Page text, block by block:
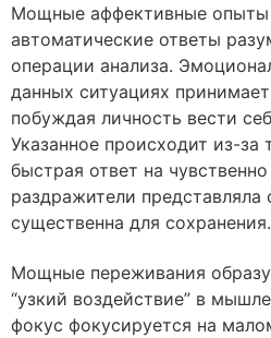
Мощные аффективные опыты
автоматические ответы
операции анализа.
данных ситуациях
побуждая личность вести
Указанное происходит из-за
быстрая ответ на
раздражители представляла
существенна для сохранения.
Мощные переживания
“узкий воздействие” в
фокус фокусируется на